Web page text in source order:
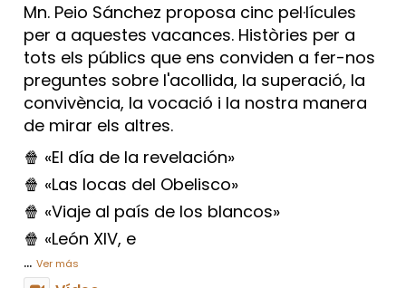
Mn. Peio Sánchez proposa cinc pel·lícules
per a aquestes vacances. Històries per a
tots els públics que ens conviden a fer-nos
preguntes sobre l'acollida, la superació, la
convivència, la vocació i la nostra manera
de mirar els altres.
🍿 «El día de la revelación»
🍿 «Las locas del Obelisco»
🍿 «Viaje al país de los blancos»
🍿 «León XIV, e
... Ver más